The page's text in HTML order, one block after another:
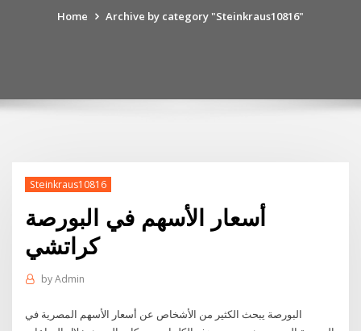
Home Archive by category "Steinkraus10816"
Steinkraus10816
أسعار الأسهم في البورصة
كراتشي
byAdmin
البورصة يبحث الكثير من الأشخاص عن أسعار الأسهم المصرية في